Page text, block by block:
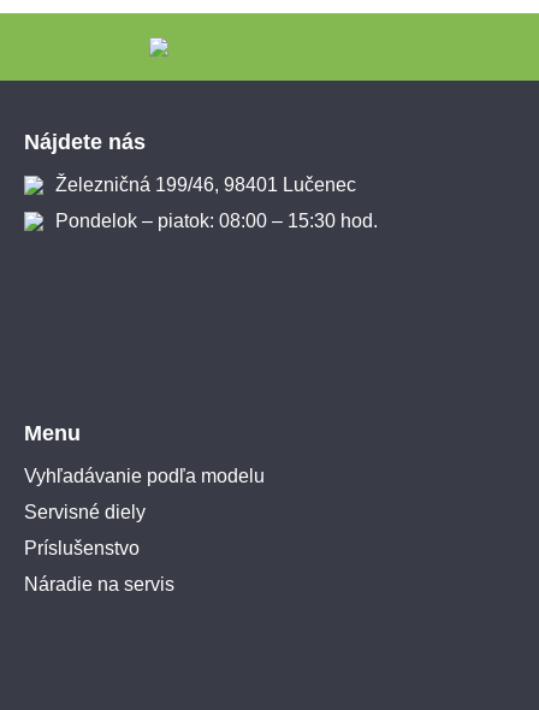
Nájdete nás
Železničná 199/46, 98401 Lučenec
Pondelok – piatok: 08:00 – 15:30 hod.
Menu
Vyhľadávanie podľa modelu
Servisné diely
Príslušenstvo
Náradie na servis